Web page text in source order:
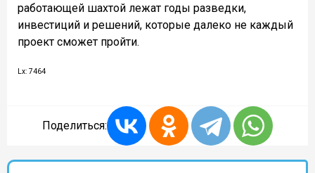
работающей шахтой лежат годы разведки,
инвестиций и решений, которые далеко не каждый
проект сможет пройти.
Lx: 7464
Поделиться: